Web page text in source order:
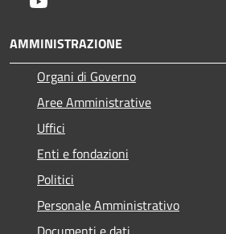
AMMINISTRAZIONE
Organi di Governo
Aree Amministrative
Uffici
Enti e fondazioni
Politici
Personale Amministrativo